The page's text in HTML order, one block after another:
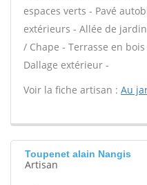
espaces verts - Pavé
extérieurs - Allée de
/ Chape - Terrasse en
Dallage extérieur -
Voir la fiche artisan : Au
Toupenet alain Nangis
Artisan